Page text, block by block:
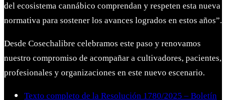
del ecosistema cannábico comprendan y respeten esta nueva
normativa para sostener los avances logrados en estos años”.
Desde Cosechalibre celebramos este paso y renovamos
nuestro compromiso de acompañar a cultivadores, pacientes,
profesionales y organizaciones en este nuevo escenario.
Texto completo de la Resolución 1780/2025 – Boletín